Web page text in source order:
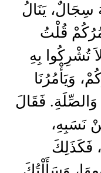
سِجَالٌ، يَنَالُ
قُلْتُ
تُشْرِكُوا بِهِ
وَيَأْمُرُنَا
فَقَالَ
نَسَبِهِ،
فَكَذَلِكَ